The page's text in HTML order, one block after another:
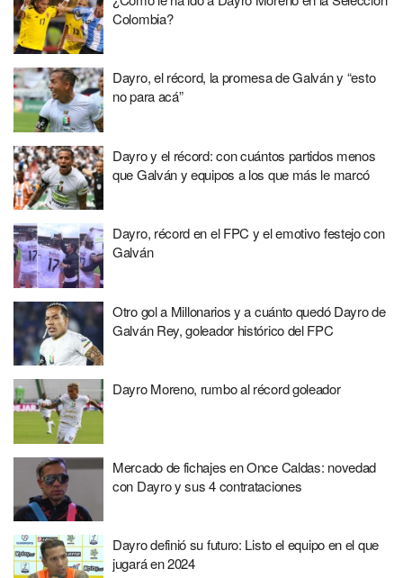
Colombia?
Dayro, el récord, la promesa de Galván y “esto
no para acá”
Dayro y el récord: con cuántos partidos menos
que Galván y equipos a los que más le marcó
Dayro, récord en el FPC y el emotivo festejo con
Galván
Otro gol a Millonarios y a cuánto quedó Dayro de
Galván Rey, goleador histórico del FPC
Dayro Moreno, rumbo al récord goleador
Mercado de fichajes en Once Caldas: novedad
con Dayro y sus 4 contrataciones
Dayro definió su futuro: Listo el equipo en el que
jugará en 2024